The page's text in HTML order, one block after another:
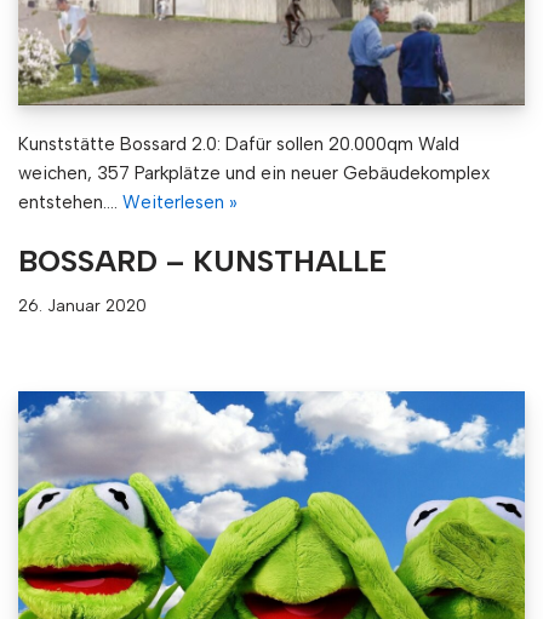
Kunststätte Bossard 2.0: Dafür sollen 20.000qm Wald
weichen, 357 Parkplätze und ein neuer Gebäudekomplex
entstehen.… Weiterlesen »
BOSSARD – KUNSTHALLE
26. Januar 2020